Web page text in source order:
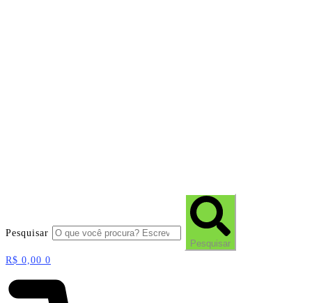
Pesquisar
Pesquisar
R$ 0,00 0